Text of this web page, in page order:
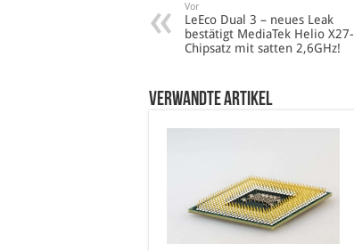
Vor
LeEco Dual 3 – neues Leak
bestätigt MediaTek Helio X27-
Chipsatz mit satten 2,6GHz!
verwandte Artikel